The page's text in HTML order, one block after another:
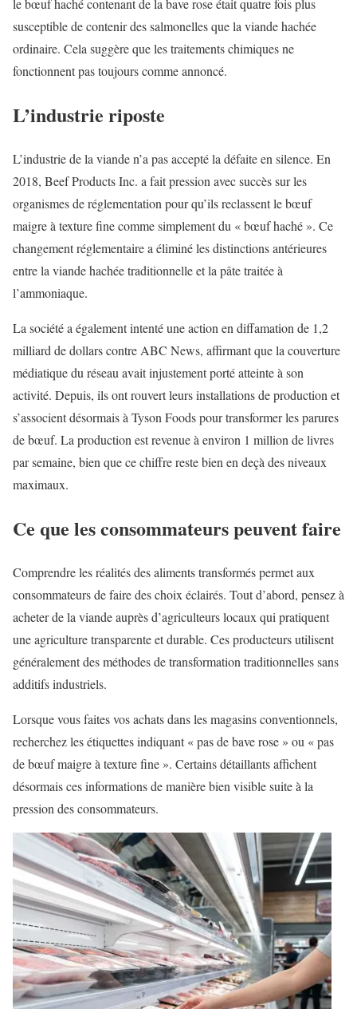
le bœuf haché contenant de la bave rose était quatre fois plus
susceptible de contenir des salmonelles que la viande hachée
ordinaire. Cela suggère que les traitements chimiques ne
fonctionnent pas toujours comme annoncé.
L’industrie riposte
L’industrie de la viande n’a pas accepté la défaite en silence. En
2018, Beef Products Inc. a fait pression avec succès sur les
organismes de réglementation pour qu’ils reclassent le bœuf
maigre à texture fine comme simplement du « bœuf haché ». Ce
changement réglementaire a éliminé les distinctions antérieures
entre la viande hachée traditionnelle et la pâte traitée à
l’ammoniaque.
La société a également intenté une action en diffamation de 1,2
milliard de dollars contre ABC News, affirmant que la couverture
médiatique du réseau avait injustement porté atteinte à son
activité. Depuis, ils ont rouvert leurs installations de production et
s’associent désormais à Tyson Foods pour transformer les parures
de bœuf. La production est revenue à environ 1 million de livres
par semaine, bien que ce chiffre reste bien en deçà des niveaux
maximaux.
Ce que les consommateurs peuvent faire
Comprendre les réalités des aliments transformés permet aux
consommateurs de faire des choix éclairés. Tout d’abord, pensez à
acheter de la viande auprès d’agriculteurs locaux qui pratiquent
une agriculture transparente et durable. Ces producteurs utilisent
généralement des méthodes de transformation traditionnelles sans
additifs industriels.
Lorsque vous faites vos achats dans les magasins conventionnels,
recherchez les étiquettes indiquant « pas de bave rose » ou « pas
de bœuf maigre à texture fine ». Certains détaillants affichent
désormais ces informations de manière bien visible suite à la
pression des consommateurs.